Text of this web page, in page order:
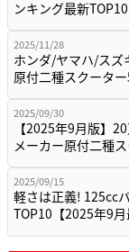
ンキング最新
2025/11/28
ホンダ/ヤマハ/スズ
原付二種スクータ
2025/09/30
【2025年9月版】
メーカー原付二種
2025/09/15
軽さは正義! 125cc
TOP10【2025年9